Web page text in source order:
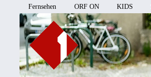
Fernsehen ORF ON KIDS